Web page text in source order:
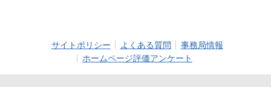
サイトポリシー よくある質問
事務局情報
ホームページ評価アンケート